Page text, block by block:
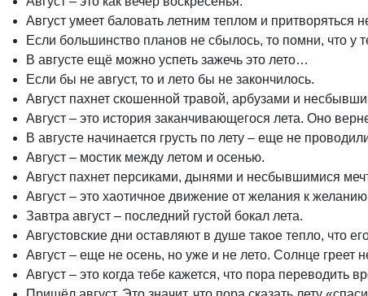
Август умеет баловать летним теплом и
Если большинство планов не сбылось, то помни, что у
В августе ещё можно успеть зажечь это лето…
Если бы не август, то и лето бы не закончилось.
Август пахнет скошенной травой, арбузами и
Август – это история заканчивающегося лета. Оно
В августе начинается грусть по лету – еще не
Август – мостик между летом и осенью.
Август пахнет персиками, дынями и несбывшимися
Август – это хаотичное движение от желания к
Завтра август – последний густой бокал лета.
Августовские дни оставляют в душе такое тепло, что
Август – еще не осень, но уже и не лето. Солнце греет
Август – это когда тебе кажется, что пора переводить